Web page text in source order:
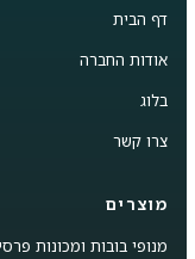
דף הבית
אודות החברה
בלוג
צרו קשר
מוצרים
מנופי בובות ומכונות